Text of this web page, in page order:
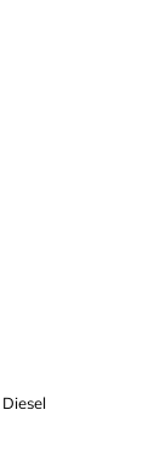
Diesel